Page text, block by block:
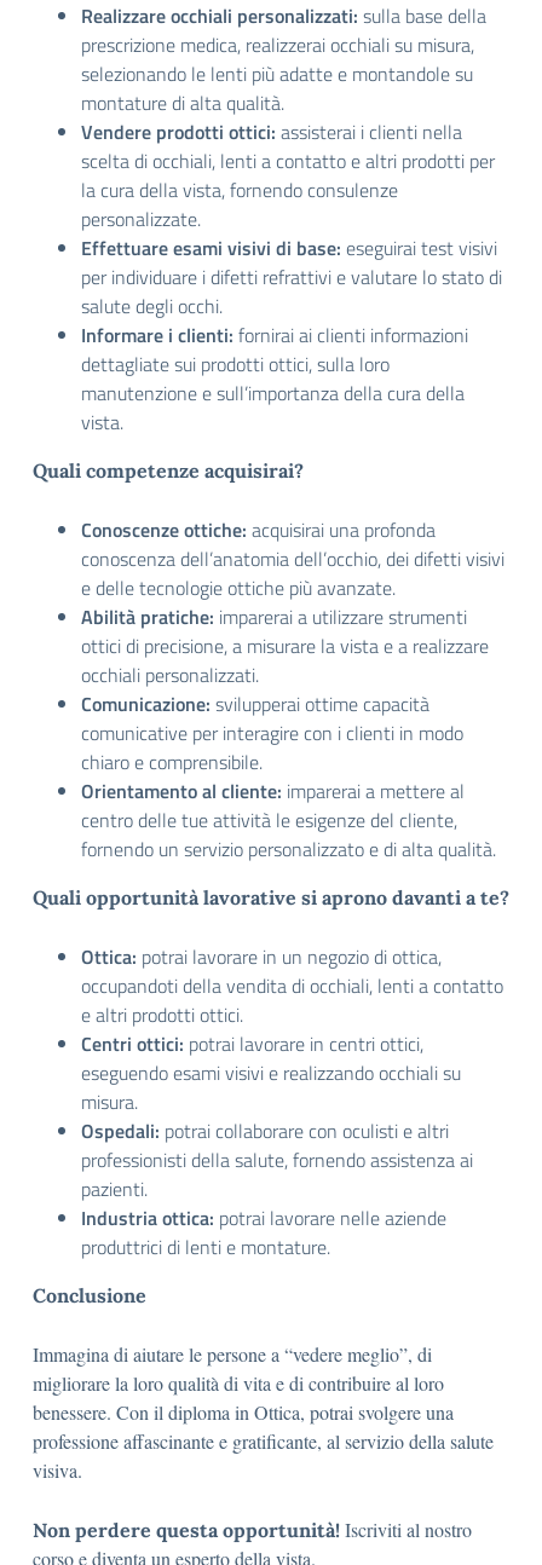
Realizzare occhiali personalizzati: sulla base della
prescrizione medica, realizzerai occhiali su misura,
selezionando le lenti più adatte e montandole su
montature di alta qualità.
Vendere prodotti ottici: assisterai i clienti nella
scelta di occhiali, lenti a contatto e altri prodotti per
la cura della vista, fornendo consulenze
personalizzate.
Effettuare esami visivi di base: eseguirai test visivi
per individuare i difetti refrattivi e valutare lo stato di
salute degli occhi.
Informare i clienti: fornirai ai clienti informazioni
dettagliate sui prodotti ottici, sulla loro
manutenzione e sull’importanza della cura della
vista.
Quali competenze acquisirai?
Conoscenze ottiche: acquisirai una profonda
conoscenza dell’anatomia dell’occhio, dei difetti visivi
e delle tecnologie ottiche più avanzate.
Abilità pratiche: imparerai a utilizzare strumenti
ottici di precisione, a misurare la vista e a realizzare
occhiali personalizzati.
Comunicazione: svilupperai ottime capacità
comunicative per interagire con i clienti in modo
chiaro e comprensibile.
Orientamento al cliente: imparerai a mettere al
centro delle tue attività le esigenze del cliente,
fornendo un servizio personalizzato e di alta qualità.
Quali opportunità lavorative si aprono davanti a te?
Ottica: potrai lavorare in un negozio di ottica,
occupandoti della vendita di occhiali, lenti a contatto
e altri prodotti ottici.
Centri ottici: potrai lavorare in centri ottici,
eseguendo esami visivi e realizzando occhiali su
misura.
Ospedali: potrai collaborare con oculisti e altri
professionisti della salute, fornendo assistenza ai
pazienti.
Industria ottica: potrai lavorare nelle aziende
produttrici di lenti e montature.
Conclusione
Immagina di aiutare le persone a “vedere meglio”, di
migliorare la loro qualità di vita e di contribuire al loro
benessere. Con il diploma in Ottica, potrai svolgere una
professione affascinante e gratificante, al servizio della salute
visiva.
Non perdere questa opportunità! Iscriviti al nostro
corso e diventa un esperto della vista.